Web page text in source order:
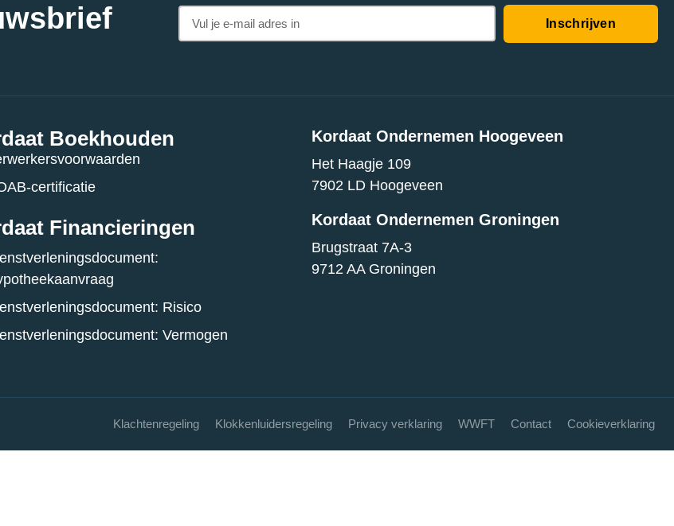
Inschrijven
Boekhouden
certificatie
Financieringen
Risico
Vermogen
Kordaat Ondernemen Hoogeveen
Het Haagje 109
7902 LD Hoogeveen
Kordaat Ondernemen Groningen
Brugstraat 7A-3
9712 AA Groningen
Klachtenregeling Klokkenluidersregeling Privacy verklaring WWFT Contact Cookieverklaring